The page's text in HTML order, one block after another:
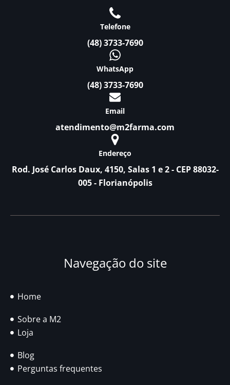
Telefone
(48) 3733-7690
WhatsApp
(48) 3733-7690
Email
atendimento@m2farma.com
Endereço
Rod. José Carlos Daux, 4150, Salas 1 e 2 - CEP 88032-
005 - Florianópolis
Navegação do site
Home
Sobre a M2
Loja
Blog
Perguntas frequentes